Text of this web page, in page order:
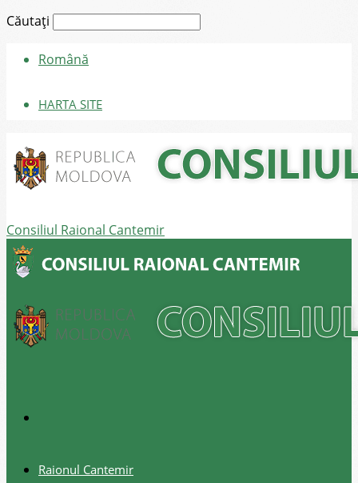
Căutați
Română
HARTA SITE
Consiliul Raional Cantemir
Raionul Cantemir